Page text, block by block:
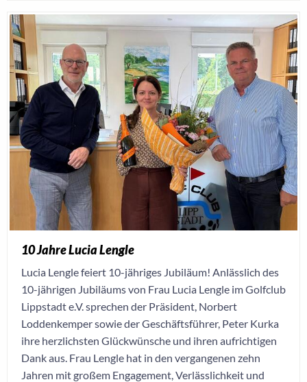
10 Jahre Lucia Lengle
Lucia Lengle feiert 10-jähriges Jubiläum! Anlässlich des
10-jährigen Jubiläums von Frau Lucia Lengle im Golfclub
Lippstadt e.V. sprechen der Präsident, Norbert
Loddenkemper sowie der Geschäftsführer, Peter Kurka
ihre herzlichsten Glückwünsche und ihren aufrichtigen
Dank aus. Frau Lengle hat in den vergangenen zehn
Jahren mit großem Engagement, Verlässlichkeit und